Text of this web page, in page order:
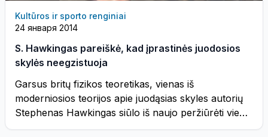
Kultūros ir sporto renginiai
24 января 2014
S. Hawkingas pareiškė, kad įprastinės juodosios
skylės neegzistuoja
Garsus britų fizikos teoretikas, vienas iš
moderniosios teorijos apie juodąsias skyles autorių
Stephenas Hawkingas siūlo iš naujo peržiūrėti vieną
iš ...